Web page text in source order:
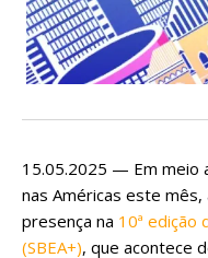
15.05.2025 — Em meio
nas Américas este
presença na 10ª edição
(SBEA+), que acontece